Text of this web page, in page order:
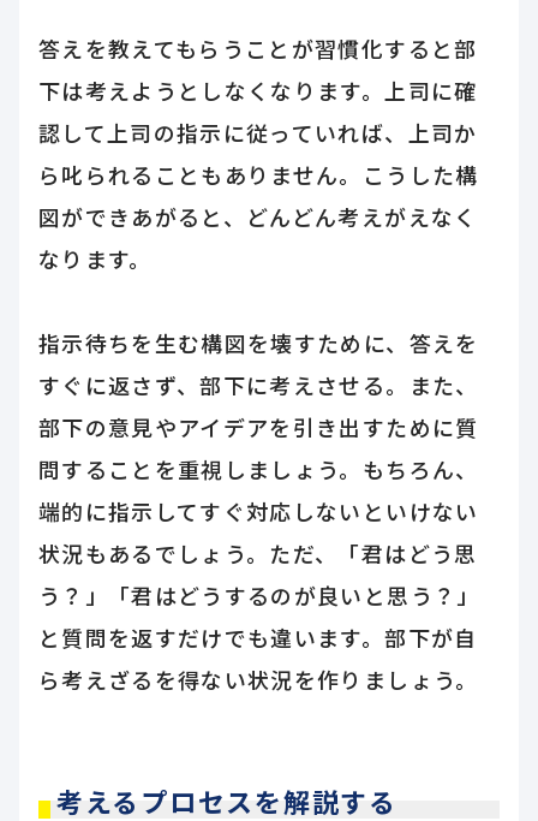
答えを教えてもらうことが習慣化すると部
下は考えようとしなくなります。上司に確
認して上司の指示に従っていれば、上司か
ら叱られることもありません。こうした構
図ができあがると、どんどん考えがえなく
なります。
指示待ちを生む構図を壊すために、答えを
すぐに返さず、部下に考えさせる。また、
部下の意見やアイデアを引き出すために質
問することを重視しましょう。もちろん、
端的に指示してすぐ対応しないといけない
状況もあるでしょう。ただ、「君はどう思
う？」「君はどうするのが良いと思う？」
と質問を返すだけでも違います。部下が自
ら考えざるを得ない状況を作りましょう。
考えるプロセスを解説する